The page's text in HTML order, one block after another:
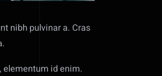
nibh pulvinar a. Cras
elementum id enim.